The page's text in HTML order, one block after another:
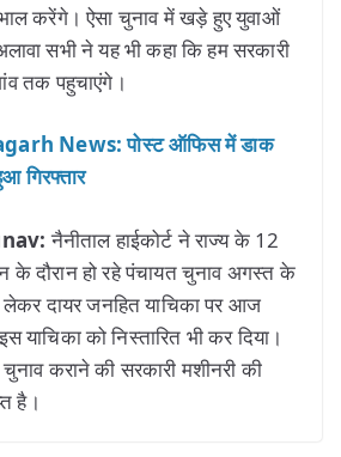
करेंगे। ऐसा चुनाव में खड़े हुए युवाओं
सभी ने यह भी कहा कि हम सरकारी
तक पहुचाएंगे।
News: पोस्ट ऑफिस में डाक
गिरफ्तार
नैनीताल हाईकोर्ट ने राज्य के 12
के दौरान हो रहे पंचायत चुनाव अगस्त के
दायर जनहित याचिका पर आज
याचिका को निस्तारित भी कर दिया।
कराने की सरकारी मशीनरी की
है।